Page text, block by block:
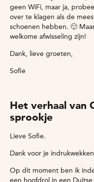
geen WiFi, maar ja,
over te klagen als de
schoenen hebben. 🙂
welkome afwisseling zijn!
Dank, lieve groeten,
Sofie
Het verhaal van
sprookje
Lieve Sofie.
Dank voor je
Op dit moment ben ik
een hoofdrol in een